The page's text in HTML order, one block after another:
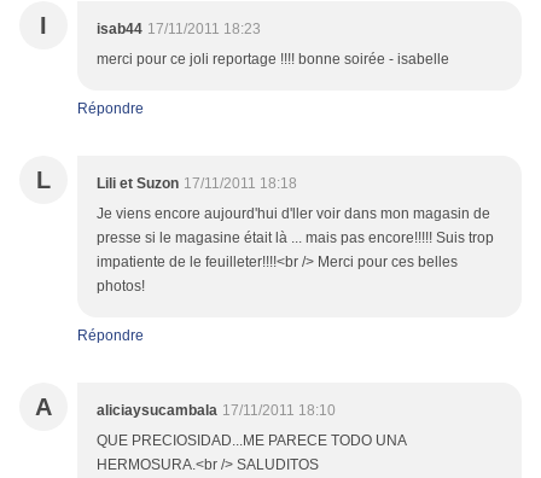
I isab44 17/11/2011 18:23
merci pour ce joli reportage !!!! bonne soirée - isabelle
Répondre
L Lili et Suzon 17/11/2011 18:18
Je viens encore aujourd'hui d'ller voir dans mon magasin de
presse si le magasine était là ... mais pas encore!!!!! Suis trop
impatiente de le feuilleter!!!!<br /> Merci pour ces belles
photos!
Répondre
A aliciaysucambala 17/11/2011 18:10
QUE PRECIOSIDAD...ME PARECE TODO UNA
HERMOSURA.<br /> SALUDITOS